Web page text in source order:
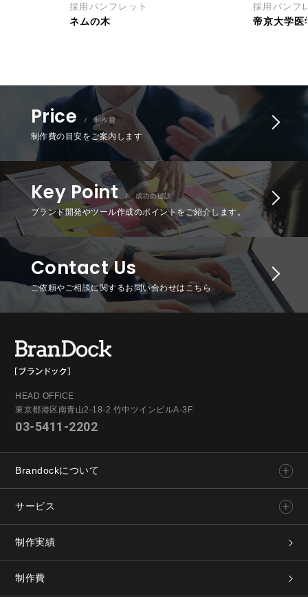
採用パンフレット
ネムの木
採用パンフ
帝京大学医
Price / 制作費
制作費の目安をご案内します
Key Point / 成功の秘訣
ブランド開発やツール作成のポイントをご紹介します。
Contact Us
ご依頼やご相談に関するお問い合わせはこちら
HEAD OFFICE
東京都港区南青山2-18-2 竹中ツインビルA-3F
03-5411-2202
Brandockについて
サービス
制作実績
制作費